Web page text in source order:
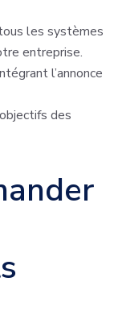
les systèmes
entreprise.
l’annonce
des